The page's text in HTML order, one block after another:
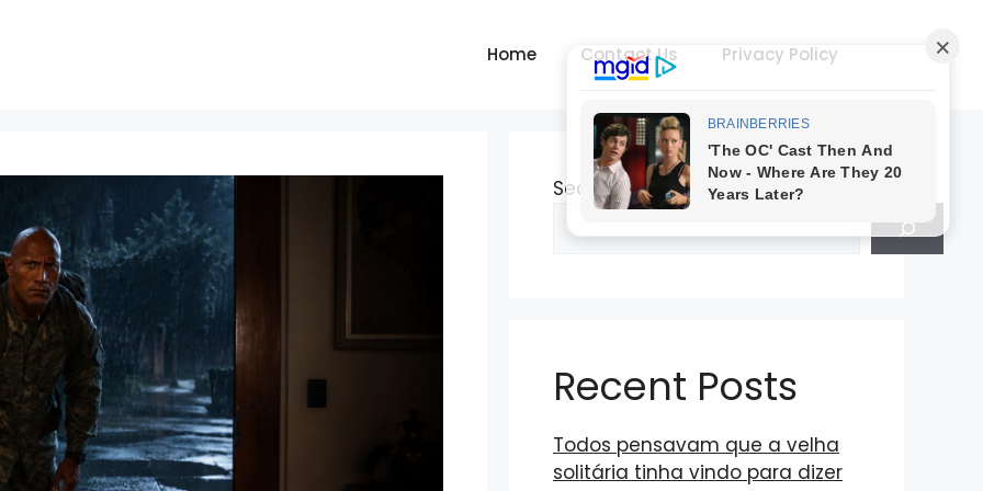
Home Contact Us Privacy Policy
Search
Recent Posts
Todos pensavam que a velha
solitária tinha vindo para dizer